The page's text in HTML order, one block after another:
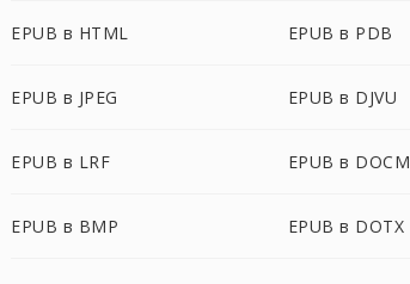
EPUB в HTML EPUB в PDB
EPUB в JPEG EPUB в DJVU
EPUB в LRF EPUB в DOCM
EPUB в BMP EPUB в DOTX